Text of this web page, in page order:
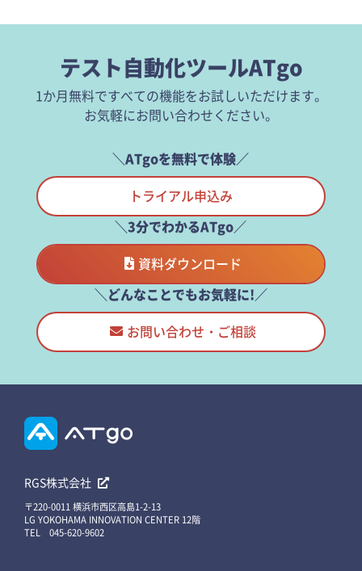
テスト自動化ツールATgo
1か月無料ですべての機能をお試しいただけます。
お気軽にお問い合わせください。
＼ATgoを無料で体験／
トライアル申込み
＼3分でわかるATgo／
資料ダウンロード
＼どんなことでもお気軽に!／
お問い合わせ・ご相談
RGS株式会社
〒220-0011 横浜市西区高島1-2-13
LG YOKOHAMA INNOVATION CENTER 12階
TEL 045-620-9602